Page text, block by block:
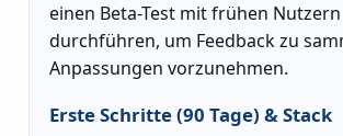
einen Beta-Test mit frühen Nutzern
durchführen, um Feedback zu
Anpassungen vorzunehmen.
Erste Schritte (90 Tage) & Stack